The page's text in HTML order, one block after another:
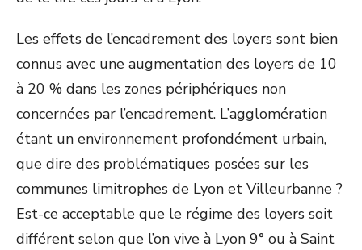
Les effets de l’encadrement des loyers sont bien
connus avec une augmentation des loyers de 10
à 20 % dans les zones périphériques non
concernées par l’encadrement. L’agglomération
étant un environnement profondément urbain,
que dire des problématiques posées sur les
communes limitrophes de Lyon et Villeurbanne ?
Est-ce acceptable que le régime des loyers soit
différent selon que l’on vive à Lyon 9° ou à Saint